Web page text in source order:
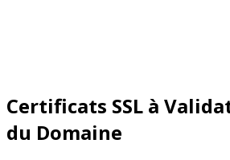
Certificats SSL à
du Domaine